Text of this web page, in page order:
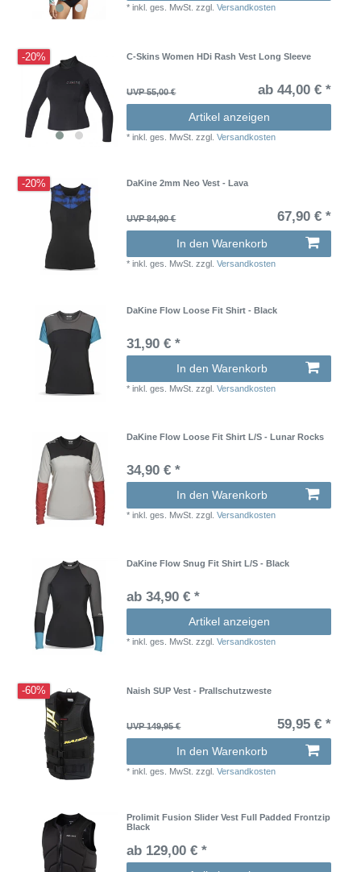
*inkl. ges. MwSt. zzgl.Versandkosten
-20% C-Skins Women HDi Rash Vest Long Sleeve
UVP 55,00 € ab 44,00 € *
Artikel anzeigen
*inkl. ges. MwSt. zzgl.Versandkosten
-20% DaKine 2mm Neo Vest - Lava
UVP 84,90 € 67,90 € *
In den Warenkorb
*inkl. ges. MwSt. zzgl.Versandkosten
DaKine Flow Loose Fit Shirt - Black
31,90 € *
In den Warenkorb
*inkl. ges. MwSt. zzgl.Versandkosten
DaKine Flow Loose Fit Shirt L/S - Lunar Rocks
34,90 € *
In den Warenkorb
*inkl. ges. MwSt. zzgl.Versandkosten
DaKine Flow Snug Fit Shirt L/S - Black
ab 34,90 € *
Artikel anzeigen
*inkl. ges. MwSt. zzgl.Versandkosten
-60% Naish SUP Vest - Prallschutzweste
UVP 149,95 € 59,95 € *
In den Warenkorb
*inkl. ges. MwSt. zzgl.Versandkosten
Prolimit Fusion Slider Vest Full Padded Frontzip
Black
ab 129,00 € *